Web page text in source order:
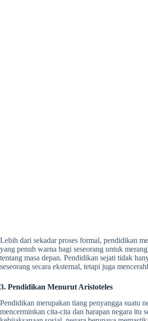
Lebih dari sekadar proses formal, pendidikan
yang penuh warna bagi seseorang untuk
tentang masa depan. Pendidikan sejati tidak
seseorang secara eksternal, tetapi juga
3. Pendidikan Menurut Aristoteles
Pendidikan merupakan tiang penyangga suatu
mencerminkan cita-cita dan harapan negara itu